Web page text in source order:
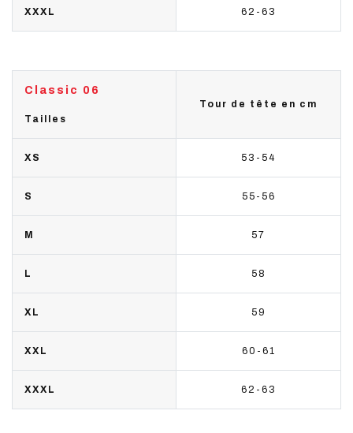
XXXL 62-63
Classic 06
Tailles
Tour de tête en cm
XS 53-54
S 55-56
M 57
L 58
XL 59
XXL 60-61
XXXL 62-63